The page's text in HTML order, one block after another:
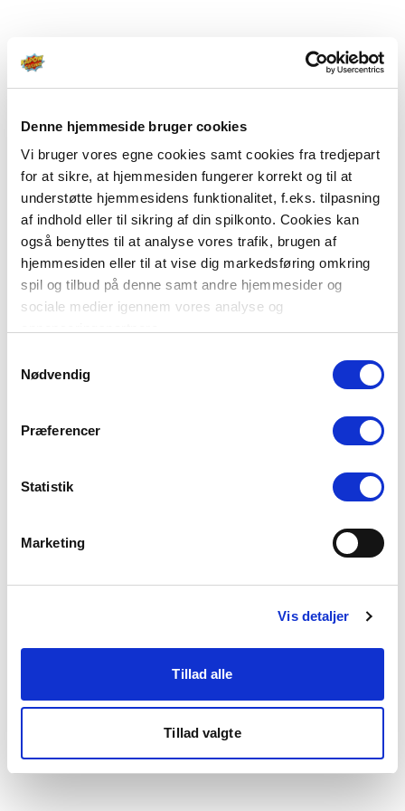
Denne hjemmeside bruger cookies
Vi bruger vores egne cookies samt cookies fra tredjepart
for at sikre, at hjemmesiden fungerer korrekt og til at
understøtte hjemmesidens funktionalitet, f.eks. tilpasning
af indhold eller til sikring af din spilkonto. Cookies kan
også benyttes til at analyse vores trafik, brugen af
hjemmesiden eller til at vise dig markedsføring omkring
spil og tilbud på denne samt andre hjemmesider og
sociale medier igennem vores analyse og
Du kan læse mere om vores brug af cookies under
"Detaljer" eller ved at klikke videre til vores Cookiepolitik,
Nødvendig
Præferencer
Statistik
Marketing
Vis detaljer
Tillad alle
Tillad valgte